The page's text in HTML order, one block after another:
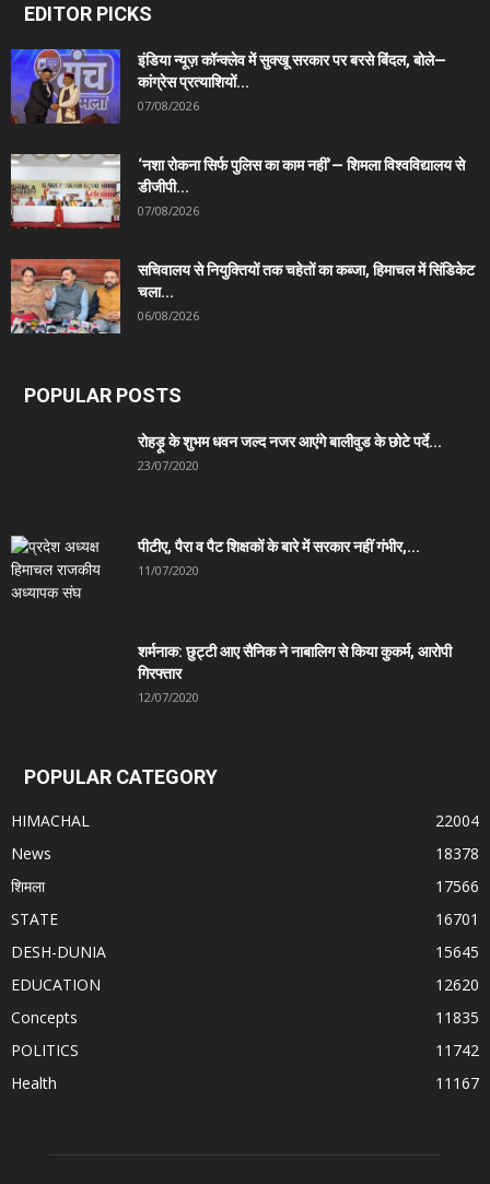
EDITOR PICKS
इंडिया न्यूज़ कॉन्क्लेव में सुक्खू सरकार पर बरसे बिंदल, बोले—
कांग्रेस प्रत्याशियों...
07/08/2026
‘नशा रोकना सिर्फ पुलिस का काम नहीं’— शिमला विश्वविद्यालय से
डीजीपी...
07/08/2026
सचिवालय से नियुक्तियों तक चहेतों का कब्जा, हिमाचल में सिंडिकेट
चला...
06/08/2026
POPULAR POSTS
रोहड़ू के शुभम धवन जल्द नजर आएंगे बालीवुड के छोटे पर्दे...
23/07/2020
पीटीए, पैरा व पैट शिक्षकों के बारे में सरकार नहीं गंभीर,...
11/07/2020
शर्मनाक: छुट्टी आए सैनिक ने नाबालिग से किया कुकर्म, आरोपी
गिरफ्तार
12/07/2020
POPULAR CATEGORY
HIMACHAL
22004
News
18378
शिमला
17566
STATE
16701
DESH-DUNIA
15645
EDUCATION
12620
Concepts
11835
POLITICS
11742
Health
11167